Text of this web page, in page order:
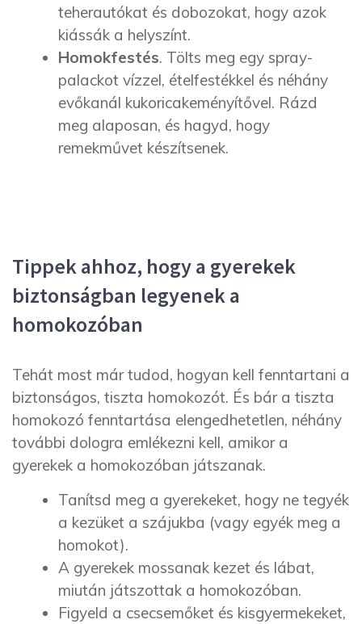
teherautókat és dobozokat, hogy azok
kiássák a helyszínt.
Homokfestés. Tölts meg egy spray-
palackot vízzel, ételfestékkel és néhány
evőkanál kukoricakeményítővel. Rázd
meg alaposan, és hagyd, hogy
remekművet készítsenek.
Tippek ahhoz, hogy a gyerekek
biztonságban legyenek a
homokozóban
Tehát most már tudod, hogyan kell fenntartani a
biztonságos, tiszta homokozót. És bár a tiszta
homokozó fenntartása elengedhetetlen, néhány
további dologra emlékezni kell, amikor a
gyerekek a homokozóban játszanak.
Tanítsd meg a gyerekeket, hogy ne tegyék
a kezüket a szájukba (vagy egyék meg a
homokot).
A gyerekek mossanak kezet és lábat,
miután játszottak a homokozóban.
Figyeld a csecsemőket és kisgyermekeket,